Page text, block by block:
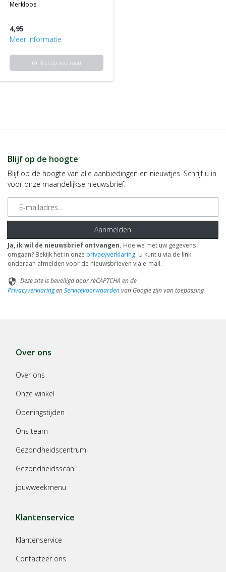
merkloos
4,95
Meer informatie
info Niet op voorraad
Blijf op de hoogte
Blijf op de hoogte van alle aanbiedingen en nieuwtjes. Schrijf u in
voor onze maandelijkse nieuwsbrief.
E-mailadres
Aanmelden
Ja, ik wil de nieuwsbrief ontvangen. Hoe we met uw gegevens
omgaan? Bekijk het in onze privacyverklaring. U kunt u via de link
onderaan afmelden voor de nieuwsbrieven via e-mail.
security Deze site is beveiligd door reCAPTCHA en de
PrivacyverklaringenServicevoorwaardenvan Google zijn van toepassing
Over ons
Over ons
Onze winkel
Openingstijden
Ons team
Gezondheidscentrum
Gezondheidsscan
jouwweekmenu
Klantenservice
Klantenservice
Contacteer ons